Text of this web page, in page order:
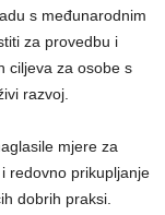
s međunarodnim
za provedbu i
ciljeva za osobe s
razvoj.
mjere za
redovno prikupljanje
dobrih praksi.